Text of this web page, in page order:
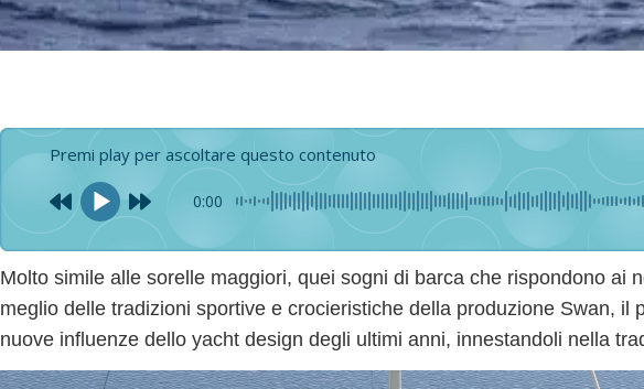
Premi play per ascoltare questo contenuto
0:00
Molto simile alle sorelle maggiori, quei sogni di barca che rispondono ai
meglio delle tradizioni sportive e crocieristiche della produzione Swan, il
nuove influenze dello yacht design degli ultimi anni, innestandoli nella